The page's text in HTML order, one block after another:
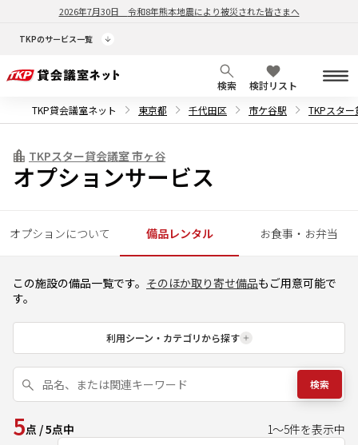
2026年7月30日 令和8年熊本地震により被災された皆さまへ
TKPのサービス一覧
検索
検討リスト
TKP貸会議室ネット
東京都 千代田区 市ケ谷駅 TKPスタ
TKPスター貸会議室 市ヶ谷
オプションサービス
オプションについて 備品レンタル お食事・お弁当
この施設の備品一覧です。 そのほか取り寄せ備品もご用意可能で
す。
利用シーン・カテゴリから探す
検索
5点 /5点中 1～5件を表示中